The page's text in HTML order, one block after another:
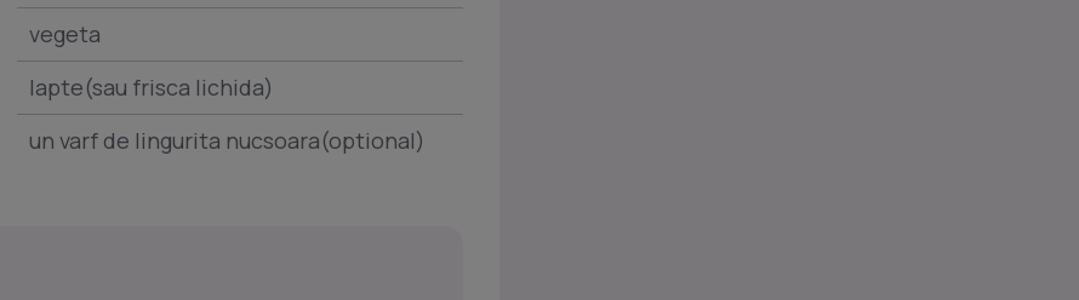
vegeta
lapte(sau frisca lichida)
un varf de lingurita nucsoara(optional)